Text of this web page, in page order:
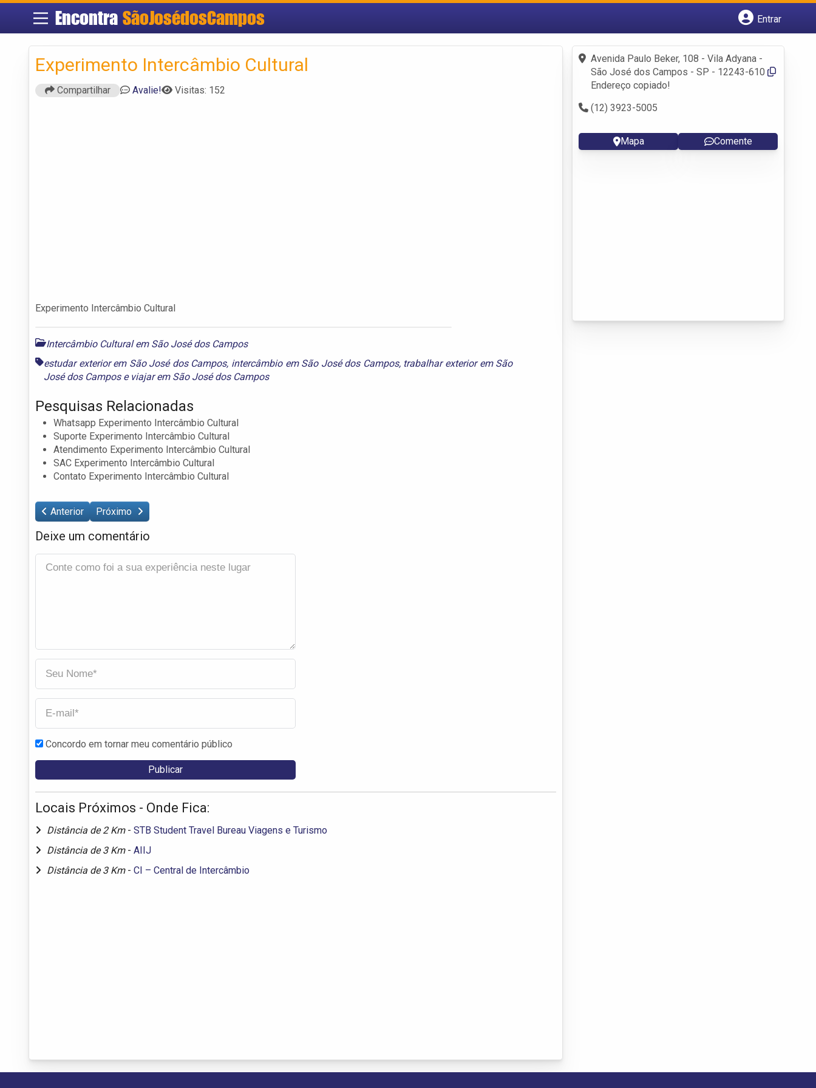
Encontra SãoJosédosCampos
Entrar
Fazer login
Criar conta
Experimento Intercâmbio Cultural
Compartilhar Avalie! Visitas: 152
Experimento Intercâmbio Cultural
Intercâmbio Cultural em São José dos Campos
estudar exterior em São José dos Campos, intercâmbio em São José dos Campos, trabalhar exterior em São
José dos Campose viajar em São José dos Campos
Pesquisas Relacionadas
Whatsapp Experimento Intercâmbio Cultural
Suporte Experimento Intercâmbio Cultural
Atendimento Experimento Intercâmbio Cultural
SAC Experimento Intercâmbio Cultural
Contato Experimento Intercâmbio Cultural
Anterior Próximo
Deixe um comentário
Concordo em tornar meu comentário público
Locais Próximos - Onde Fica:
Distância de 2 Km - STB Student Travel Bureau Viagens e Turismo
Distância de 3 Km - AIIJ
Distância de 3 Km - CI – Central de Intercâmbio
Avenida Paulo Beker, 108 - Vila Adyana -
São José dos Campos - SP - 12243-610
Endereço copiado!
(12) 3923-5005
Mapa Comente